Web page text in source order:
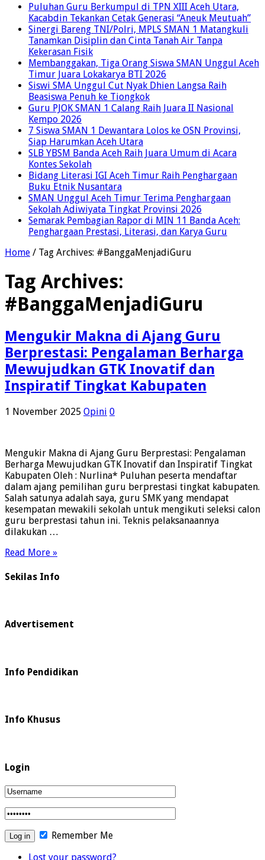
Puluhan Guru Berkumpul di TPN XIII Aceh Utara,
Kacabdin Tekankan Cetak Generasi “Aneuk Meutuah”
Sinergi Bareng TNI/Polri, MPLS SMAN 1 Matangkuli
Tanamkan Disiplin dan Cinta Tanah Air Tanpa
Kekerasan Fisik
Membanggakan, Tiga Orang Siswa SMAN Unggul Aceh
Timur Juara Lokakarya BTI 2026
Siswi SMA Unggul Cut Nyak Dhien Langsa Raih
Beasiswa Penuh ke Tiongkok
Guru PJOK SMAN 1 Calang Raih Juara II Nasional
Kempo 2026
7 Siswa SMAN 1 Dewantara Lolos ke OSN Provinsi,
Siap Harumkan Aceh Utara
SLB YBSM Banda Aceh Raih Juara Umum di Acara
Kontes Sekolah
Bidang Literasi IGI Aceh Timur Raih Penghargaan
Buku Etnik Nusantara
SMAN Unggul Aceh Timur Terima Penghargaan
Sekolah Adiwiyata Tingkat Provinsi 2026
Semarak Pembagian Rapor di MIN 11 Banda Aceh:
Penghargaan Prestasi, Literasi, dan Karya Guru
Home / Tag Archives: #BanggaMenjadiGuru
Tag Archives:
#BanggaMenjadiGuru
Mengukir Makna di Ajang Guru
Berprestasi: Pengalaman Berharga
Mewujudkan GTK Inovatif dan
Inspiratif Tingkat Kabupaten
1 November 2025 Opini 0
Mengukir Makna di Ajang Guru Berprestasi: Pengalaman
Berharga Mewujudkan GTK Inovatif dan Inspiratif Tingkat
Kabupaten Oleh : Nurlina* Puluhan peserta mendaftar
dalam ajang pemilihan guru berprestasi tingkat kabupaten.
Salah satunya adalah saya, guru SMK yang mendapat
kesempatan mewakili sekolah untuk mengikuti seleksi calon
guru berprestasi tahun ini. Teknis pelaksanaannya
dilakukan …
Read More »
Sekilas Info
Advertisement
Info Pendidikan
Info Khusus
Login
Remember Me
Lost your password?